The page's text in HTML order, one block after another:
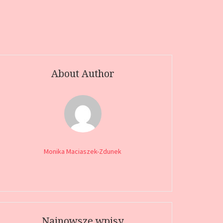
About Author
Monika Maciaszek-Zdunek